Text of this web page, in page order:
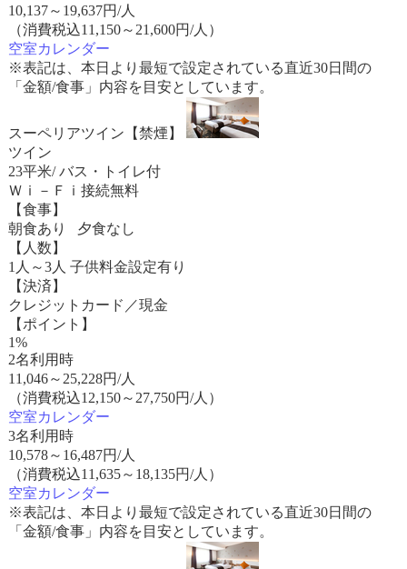
10,137～ 19,637円/人
（消費税込11,150～21,600円/人）
空室カレンダー
※表記は、本日より最短で設定されている直近30日間の
「金額/食事」内容を目安としています。
スーペリアツイン【禁煙】
ツイン
23平米/ バス・トイレ付
Ｗｉ－Ｆｉ接続無料
【食事】
朝食あり 夕食なし
【人数】
1人～3人 子供料金設定有り
【決済】
クレジットカード／現金
【ポイント】
1%
2名利用時
11,046～ 25,228円/人
（消費税込12,150～27,750円/人）
空室カレンダー
3名利用時
10,578～ 16,487円/人
（消費税込11,635～18,135円/人）
空室カレンダー
※表記は、本日より最短で設定されている直近30日間の
「金額/食事」内容を目安としています。